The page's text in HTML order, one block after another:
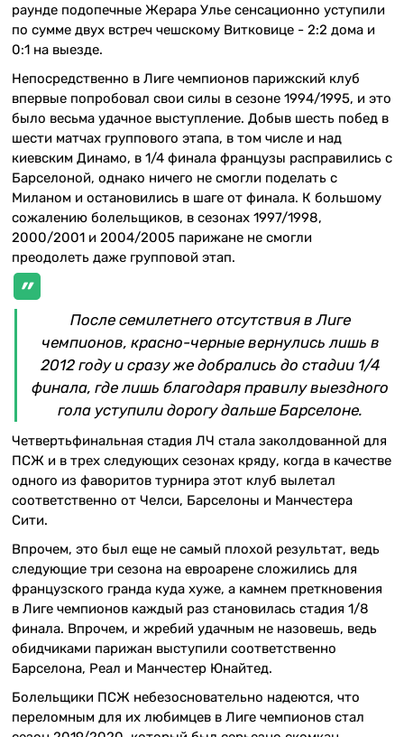
раунде подопечные Жерара Улье сенсационно уступили
по сумме двух встреч чешскому Витковице - 2:2 дома и
0:1 на выезде.
Непосредственно в Лиге чемпионов парижский клуб
впервые попробовал свои силы в сезоне 1994/1995, и это
было весьма удачное выступление. Добыв шесть побед в
шести матчах группового этапа, в том числе и над
киевским Динамо, в 1/4 финала французы расправились с
Барселоной, однако ничего не смогли поделать с
Миланом и остановились в шаге от финала. К большому
сожалению болельщиков, в сезонах 1997/1998,
2000/2001 и 2004/2005 парижане не смогли
преодолеть даже групповой этап.
После семилетнего отсутствия в Лиге
чемпионов, красно-черные вернулись лишь в
2012 году и сразу же добрались до стадии 1/4
финала, где лишь благодаря правилу выездного
гола уступили дорогу дальше Барселоне.
Четвертьфинальная стадия ЛЧ стала заколдованной для
ПСЖ и в трех следующих сезонах кряду, когда в качестве
одного из фаворитов турнира этот клуб вылетал
соответственно от Челси, Барселоны и Манчестера
Сити.
Впрочем, это был еще не самый плохой результат, ведь
следующие три сезона на евроарене сложились для
французского гранда куда хуже, а камнем преткновения
в Лиге чемпионов каждый раз становилась стадия 1/8
финала. Впрочем, и жребий удачным не назовешь, ведь
обидчиками парижан выступили соответственно
Барселона, Реал и Манчестер Юнайтед.
Болельщики ПСЖ небезосновательно надеются, что
переломным для их любимцев в Лиге чемпионов стал